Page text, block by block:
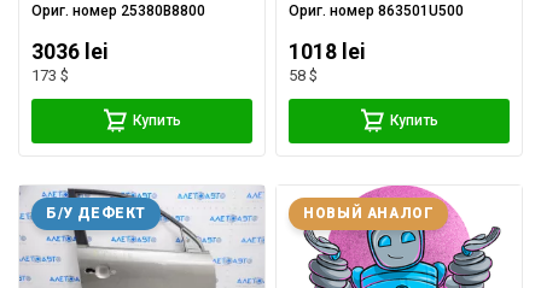
Ориг. номер 25380B8800
3036 lei
173 $
Купить
Ориг. номер863501U500
1018 lei
58 $
Купить
Б/У ДЕФЕКТ НОВЫЙ АНАЛОГ